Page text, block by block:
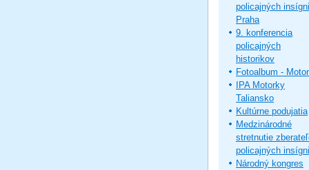
policajných
Praha
9. konferencia
policajných
historikov
Fotoalbum -
IPA Motorky
Taliansko
Kultúrne podujatia
Medzinárodné
stretnutie
policajných
Národný kongres